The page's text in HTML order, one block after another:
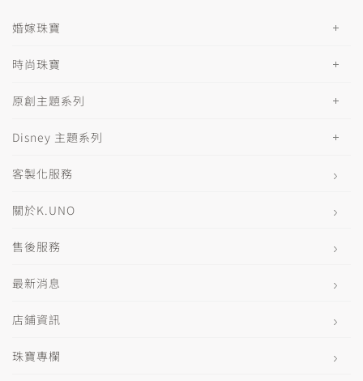
婚嫁珠寶
時尚珠寶
原創主題系列
Disney 主題系列
客製化服務
關於K.UNO
售後服務
最新消息
店鋪資訊
珠寶專欄